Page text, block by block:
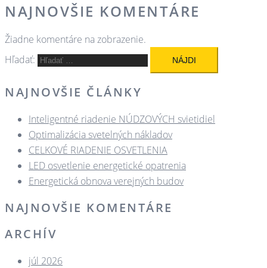
NAJNOVŠIE KOMENTÁRE
Žiadne komentáre na zobrazenie.
Hľadať:
NAJNOVŠIE ČLÁNKY
Inteligentné riadenie NÚDZOVÝCH svietidiel
Optimalizácia svetelných nákladov
CELKOVÉ RIADENIE OSVETLENIA
LED osvetlenie energetické opatrenia
Energetická obnova verejných budov
NAJNOVŠIE KOMENTÁRE
ARCHÍV
júl 2026